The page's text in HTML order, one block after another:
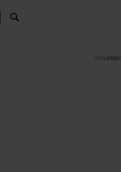
Annonce